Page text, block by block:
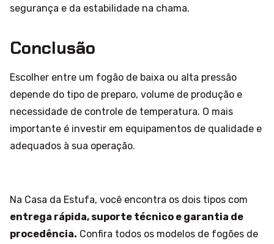
segurança e da estabilidade na chama.
Conclusão
Escolher entre um fogão de baixa ou alta pressão
depende do tipo de preparo, volume de produção e
necessidade de controle de temperatura. O mais
importante é investir em equipamentos de qualidade e
adequados à sua operação.
Na Casa da Estufa, você encontra os dois tipos com
entrega rápida, suporte técnico e garantia de
procedência. Confira todos os modelos de fogões de